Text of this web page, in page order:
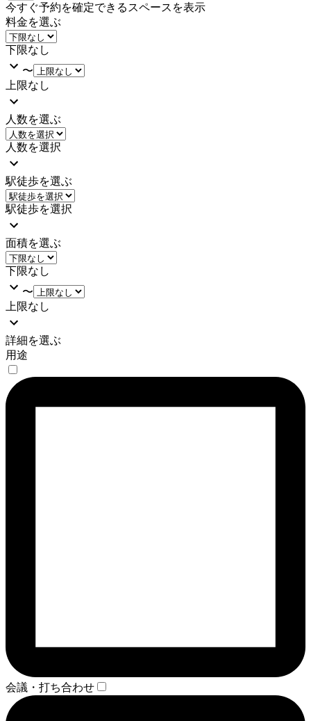
今すぐ予約を確定できるスペースを表示
料金を選ぶ
下限なし
〜
上限なし
人数を選ぶ
人数を選択
駅徒歩を選ぶ
駅徒歩を選択
面積を選ぶ
下限なし
〜
上限なし
詳細を選ぶ
用途
会議・打ち合わせ